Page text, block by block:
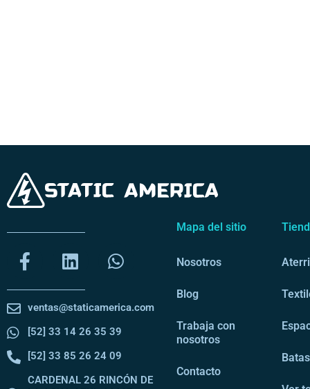
ventas@staticamerica.com
[52] 33 14 26 35 39
[52] 33 85 26 24 09
CARDENAL 26 RINCÓN DE
Mapa del sitio
Nosotros
Blog
Trabaja con
nosotros
Contacto
Batas